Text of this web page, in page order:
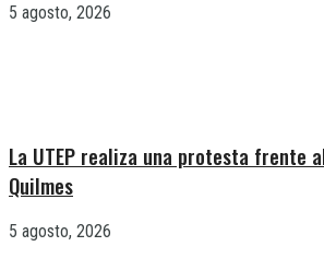
5 agosto, 2026
La UTEP realiza una protesta frente
Quilmes
5 agosto, 2026